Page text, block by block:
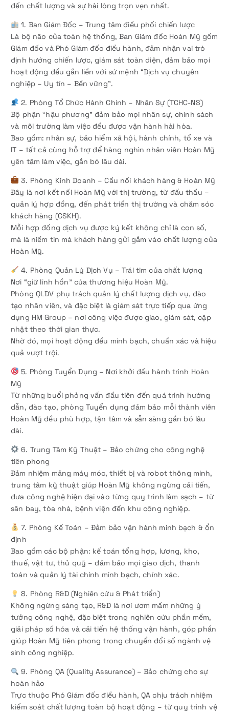
đến chất lượng và sự hài lòng trọn vẹn nhất.
1. Ban Giám Đốc – Trung tâm điều phối chiến lược
Là bộ não của toàn hệ thống, Ban Giám đốc Hoàn Mỹ gồm
Giám đốc và Phó Giám đốc điều hành, đảm nhận vai trò
định hướng chiến lược, giám sát toàn diện, đảm bảo mọi
hoạt động đều gắn liền với sứ mệnh “Dịch vụ chuyên
nghiệp – Uy tín – Bền vững”.
2. Phòng Tổ Chức Hành Chính – Nhân Sự (TCHC-NS)
Bộ phận “hậu phương” đảm bảo mọi nhân sự, chính sách
và môi trường làm việc đều được vận hành hài hòa.
Bao gồm: nhân sự, bảo hiểm xã hội, hành chính, tổ xe và
IT – tất cả cùng hỗ trợ để hàng nghìn nhân viên Hoàn Mỹ
yên tâm làm việc, gắn bó lâu dài.
3. Phòng Kinh Doanh – Cầu nối khách hàng & Hoàn Mỹ
Đây là nơi kết nối Hoàn Mỹ với thị trường, từ đấu thầu –
quản lý hợp đồng, đến phát triển thị trường và chăm sóc
khách hàng (CSKH).
Mỗi hợp đồng dịch vụ được ký kết không chỉ là con số,
mà là niềm tin mà khách hàng gửi gắm vào chất lượng của
Hoàn Mỹ.
4. Phòng Quản Lý Dịch Vụ – Trái tim của chất lượng
Nơi “giữ linh hồn” của thương hiệu Hoàn Mỹ.
Phòng QLDV phụ trách quản lý chất lượng dịch vụ, đào
tạo nhân viên, và đặc biệt là giám sát trực tiếp qua ứng
dụng HM Group – nơi công việc được giao, giám sát, cập
nhật theo thời gian thực.
Nhờ đó, mọi hoạt động đều minh bạch, chuẩn xác và hiệu
quả vượt trội.
5. Phòng Tuyển Dụng – Nơi khởi đầu hành trình Hoàn
Mỹ
Từ những buổi phỏng vấn đầu tiên đến quá trình hướng
dẫn, đào tạo, phòng Tuyển dụng đảm bảo mỗi thành viên
Hoàn Mỹ đều phù hợp, tận tâm và sẵn sàng gắn bó lâu
dài.
6. Trung Tâm Kỹ Thuật – Bảo chứng cho công nghệ
tiên phong
Đảm nhiệm mảng máy móc, thiết bị và robot thông minh,
trung tâm kỹ thuật giúp Hoàn Mỹ không ngừng cải tiến,
đưa công nghệ hiện đại vào từng quy trình làm sạch – từ
sân bay, tòa nhà, bệnh viện đến khu công nghiệp.
7. Phòng Kế Toán – Đảm bảo vận hành minh bạch & ổn
định
Bao gồm các bộ phận: kế toán tổng hợp, lương, kho,
thuế, vật tư, thủ quỹ – đảm bảo mọi giao dịch, thanh
toán và quản lý tài chính minh bạch, chính xác.
8. Phòng R&D (Nghiên cứu & Phát triển)
Không ngừng sáng tạo, R&D là nơi ươm mầm những ý
tưởng công nghệ, đặc biệt trong nghiên cứu phần mềm,
giải pháp số hóa và cải tiến hệ thống vận hành, góp phần
giúp Hoàn Mỹ tiên phong trong chuyển đổi số ngành vệ
sinh công nghiệp.
9. Phòng QA (Quality Assurance) – Bảo chứng cho sự
hoàn hảo
Trực thuộc Phó Giám đốc điều hành, QA chịu trách nhiệm
kiểm soát chất lượng toàn bộ hoạt động – từ quy trình vệ